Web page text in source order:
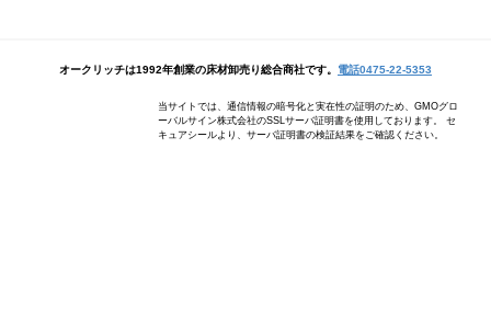
オークリッチは1992年創業の床材卸売り総合商社です。 電話0475-22-5353
当サイトでは、通信情報の暗号化と実在性の証明のため、GMOグロ
ーバルサイン株式会社のSSLサーバ証明書を使用しております。 セ
キュアシールより、サーバ証明書の検証結果をご確認ください。